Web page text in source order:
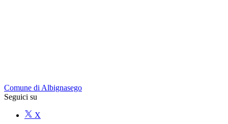
Comune di Albignasego
Seguici su
X